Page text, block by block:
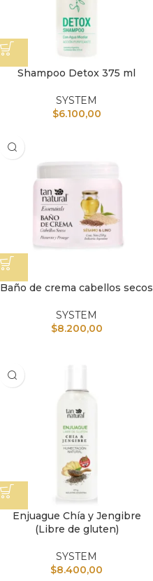
Shampoo Detox 375 ml
SYSTEM
$6.100,00
Baño de crema cabellos secos
SYSTEM
$8.200,00
Enjuague Chía y Jengibre
(Libre de gluten)
SYSTEM
$8.400,00